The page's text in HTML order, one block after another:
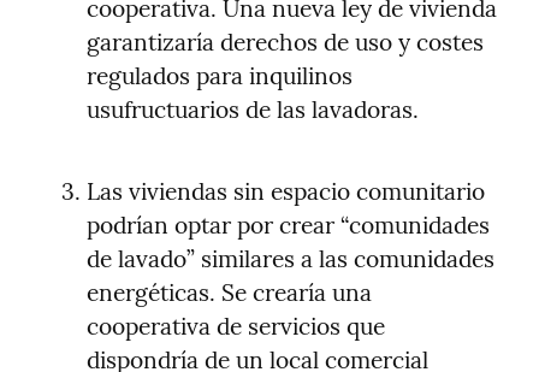
cooperativa. Una nueva ley de vivienda
garantizaría derechos de uso y costes
regulados para inquilinos
usufructuarios de las lavadoras.
Las viviendas sin espacio comunitario
podrían optar por crear “comunidades
de lavado” similares a las comunidades
energéticas. Se crearía una
cooperativa de servicios que
dispondría de un local comercial